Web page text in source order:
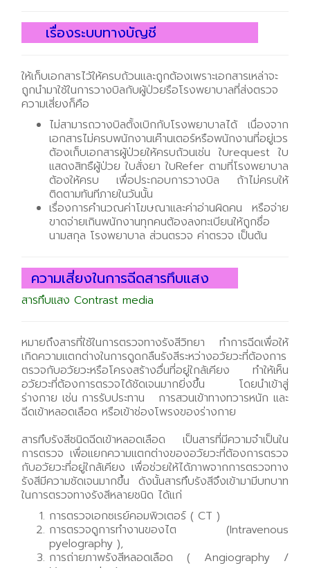
เรื่องระบบทางบัญชี
ให้เก็บเอกสารไว้ให้ครบถ้วนและถูกต้องเพราะเอกสารเหล่าจะ
ถูกนำมาใช้ในการวางบิลกับผู้ป่วยรือโรงพยาบาลที่ส่งตรวจ
ความเสี่ยงก็คือ
ไม่สามารถวางบิลตั้งเบิกกับโรงพยาบาลได้ เนื่องจาก
เอกสารไม่ครบพนักงานเค๊านเตอร์หรือพนักงานที่อยู่เวร
ต้องเก็บเอกสารผู้ป่วยให้ครบถ้วนเช่น ใบrequest ใบ
แสดงสิทธืผู้ป่วย ใบสั่งยา ใบRefer ตามที่โรงพยาบาล
ต้องให้ครบ เพื่อประกอบการวางบิล ถ้าไม่ครบให้
ติดตามทันทีภายในวันนั้น
เรื่องการคำนวณค่าโฆษณาและค่าอ่านผิดคน หรือจ่าย
ขาดจ่ายเกินพนักงานทุกคนต้องลงทะเบียนให้ถูกชื่อ
นามสกุล โรงพยาบาล ส่วนตรวจ ค่าตรวจ เป็นต้น
ความเสี่ยงในการฉีดสารทึบแสง
สารทึบแสง Contrast media
หมายถึงสารที่ใช้ในการตรวจทางรังสีวิทยา ทำการฉีดเพื่อให้
เกิดความแตกต่างในการดูดกลืนรังสีระหว่างอวัยวะที่ต้องการ
ตรวจกับอวัยวะหรือโครงสร้างอื่นที่อยู่ใกล้เคียง ทำให้เห็น
อวัยวะที่ต้องการตรวจได้ชัดเจนมากยิ่งขึ้น โดยนำเข้าสู่
ร่างกาย เช่น การรับประทาน การสวนเข้าทางทวารหนัก และ
ฉีดเข้าหลอดเลือด หรือเข้าช่องโพรงของร่างกาย
สารทึบรังสีชนิดฉีดเข้าหลอดเลือด เป็นสารที่มีความจำเป็นใน
การตรวจ เพื่อแยกความแตกต่างของอวัยวะที่ต้องการตรวจ
กับอวัยวะที่อยู่ใกล้เคียง เพื่อช่วยให้ได้ภาพจากการตรวจทาง
รังสีมีความชัดเจนมากขึ้น ดังนั้นสารทึบรังสีจึงเข้ามามีบทบาท
ในการตรวจทางรังสีหลายชนิด ได้แก่
การตรวจเอกซเรย์คอมพิวเตอร์ ( CT )
การตรวจดูการทำงานของไต (Intravenous
pyelography ),
การถ่ายภาพรังสีหลอดเลือด ( Angiography /